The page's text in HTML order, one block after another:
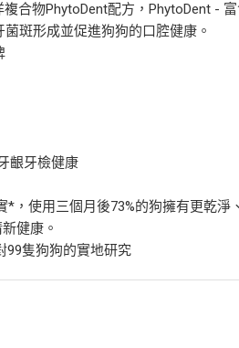
合物PhytoDent配方，PhytoDent -
斑形成並促進狗狗的口腔健康。
齦牙檢健康
*，使用三個月後73%的狗擁有更乾
健康。
99隻狗狗的實地研究